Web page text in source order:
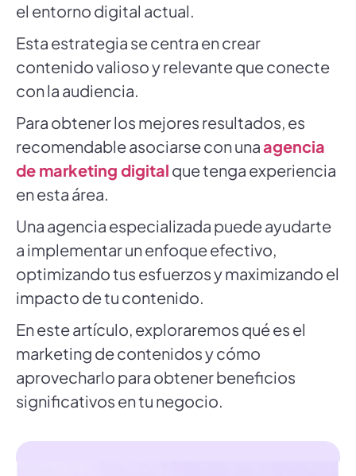
el entorno digital actual.
Esta estrategia se centra en crear
contenido valioso y relevante que conecte
con la audiencia.
Para obtener los mejores resultados, es
recomendable asociarse con unaagencia
de marketing digital que tenga experiencia
en esta área.
Una agencia especializada puede ayudarte
a implementar un enfoque efectivo,
optimizando tus esfuerzos y maximizando el
impacto de tu contenido.
En este artículo, exploraremos qué es el
marketing de contenidos y cómo
aprovecharlo para obtener beneficios
significativos en tu negocio.